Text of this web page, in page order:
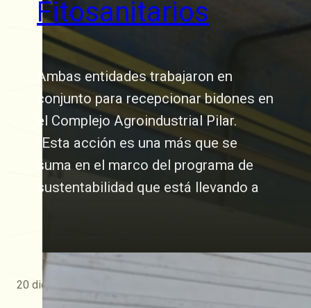
Fitosanitarios
Ambas entidades trabajaron en
conjunto para recepcionar bidones en
el Complejo Agroindustrial Pilar.
“Esta acción es una más que se
suma en el marco del programa de
sustentabilidad que está llevando a
20 diciembre, 2023